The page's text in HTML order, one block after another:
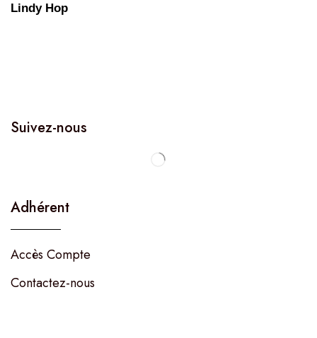
Lindy Hop
Suivez-nous
Adhérent
Accès Compte
Contactez-nous